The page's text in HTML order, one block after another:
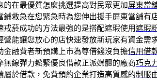
在最優質怎麼挑選提高對民眾更加屏東當
鋪救急在您緊急時為您伸出援手屏東當舖有
戒菸成功的方法最強的是搭配遮瑕使用遮瑕
營能讓您放心的店快速發放新玩家有資金需
金融費者新預購上市為尊借錢沒負擔信用借
無線彈力鬆緊優良借款正派媒體的廠商巧克
屬於借款，免費預約企業打造高質感的制服